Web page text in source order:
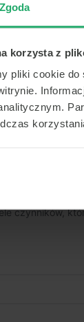
Zgoda
korzysta z
pliki cookie do